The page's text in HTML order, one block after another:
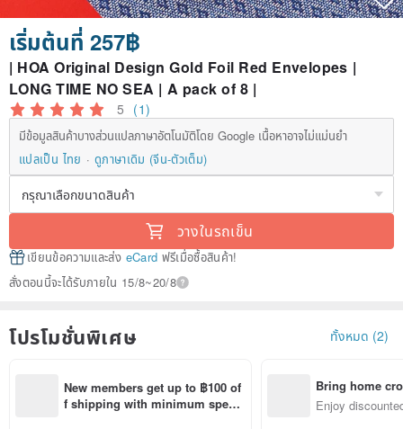
เริ่มต้นที่ 257฿
| HOA Original Design Gold Foil Red Envelopes |
LONG TIME NO SEA | A pack of 8 |
5 (1)
มีข้อมูลสินค้าบางส่วนแปลภาษาอัตโนมัติโดย Google เนื้อหาอาจไม่แม่นยำ
แปลเป็น ไทย
ดูภาษาเดิม (จีน-ตัวเต็ม)
วางในรถเข็น
เขียนข้อความและส่ง eCard ฟรีเมื่อซื้อสินค้า!
สั่งตอนนี้จะได้รับภายใน 15/8~20/8
โปรโมชั่นพิเศษ ทั้งหมด (2)
New members get up to ฿100 of
f shipping with minimum spen
Bring home
n with ease
Enjoy